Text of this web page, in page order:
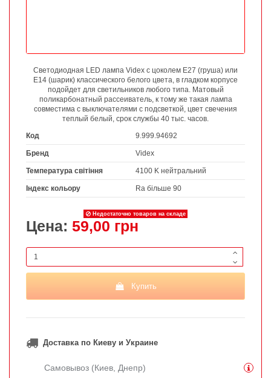
Светодиодная LED лампа Videx с цоколем Е27 (груша) или
Е14 (шарик) классического белого цвета, в гладком корпусе
подойдет для светильников любого типа. Матовый
поликарбонатный рассеиватель, к тому же такая лампа
совместима с выключателями с подсветкой, цвет свечения
теплый белый, срок службы 40 тыс. часов.
Код
9.999.94692
Бренд Videx
Температура світіння 4100 K нейтральний
Індекс кольору Ra більше 90
Недостаточно товаров на складе
Цена: 59,00 грн
Купить
Доставка по Киеву и Украине
Самовывоз (Киев, Днепр)